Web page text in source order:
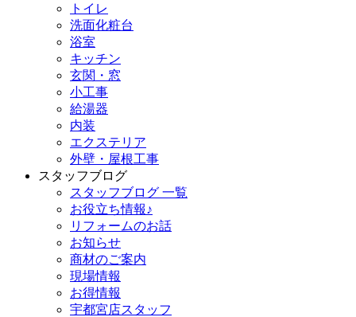
トイレ
洗面化粧台
浴室
キッチン
玄関・窓
小工事
給湯器
内装
エクステリア
外壁・屋根工事
スタッフブログ
スタッフブログ 一覧
お役立ち情報♪
リフォームのお話
お知らせ
商材のご案内
現場情報
お得情報
宇都宮店スタッフ